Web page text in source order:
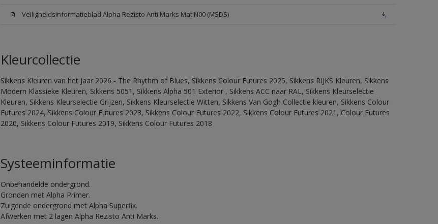
Veiligheidsinformatieblad Alpha Rezisto Anti Marks Mat N00 (MSDS)
Kleurcollectie
Sikkens Kleuren van het Jaar 2026 - The Rhythm of Blues, Sikkens Colour Futures 2025, Sikkens RIJKS Kleuren, Sikkens
Modern Klassieke Kleuren, Sikkens 5051, Sikkens Alpha 501 Exterior , Sikkens ACC naar RAL, Sikkens Kleurselectie
Kleuren, Sikkens Kleurselectie Grijzen, Sikkens Kleurselectie Witten, Sikkens Van Gogh Collectie kleuren, Sikkens Colour
Futures 2024, Sikkens Colour Futures 2023, Sikkens Colour Futures 2022, Sikkens Colour Futures 2021, Colour Futures
2020, Sikkens Colour Futures 2019, Sikkens Colour Futures 2018
Systeeminformatie
Onbehandelde ondergrond.
Gronden met Alpha Primer.
Zuigende ondergrond met Alpha Superfix.
Afwerken met 2 lagen Alpha Rezisto Anti Marks.